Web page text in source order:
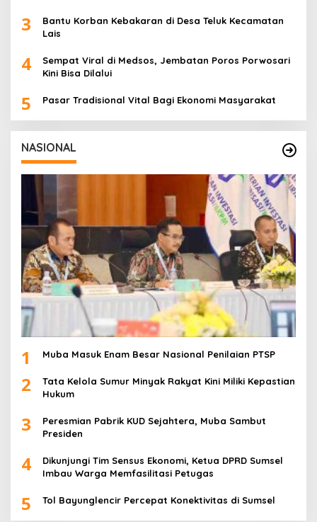
3
Bantu Korban Kebakaran di Desa Teluk Kecamatan
Lais
4
Sempat Viral di Medsos, Jembatan Poros Porwosari
Kini Bisa Dilalui
5 Pasar Tradisional Vital Bagi Ekonomi Masyarakat
NASIONAL
1 Muba Masuk Enam Besar Nasional Penilaian PTSP
2
Tata Kelola Sumur Minyak Rakyat Kini Miliki Kepastian
Hukum
3
Peresmian Pabrik KUD Sejahtera, Muba Sambut
Presiden
4
Dikunjungi Tim Sensus Ekonomi, Ketua DPRD Sumsel
Imbau Warga Memfasilitasi Petugas
5 Tol Bayunglencir Percepat Konektivitas di Sumsel